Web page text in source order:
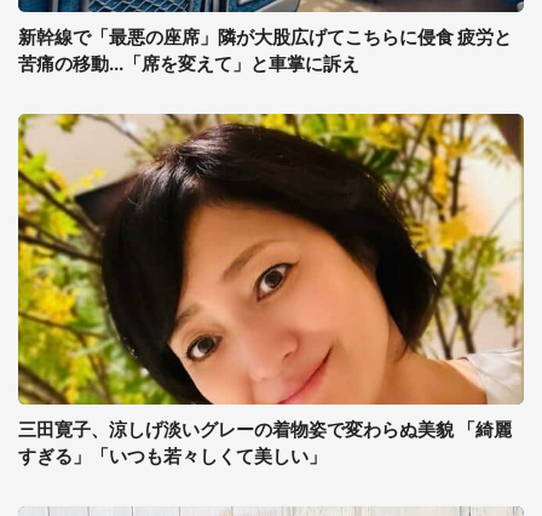
新幹線で「最悪の座席」隣が大股広げてこちらに侵食 疲労と
苦痛の移動...「席を変えて」と車掌に訴え
三田寛子、涼しげ淡いグレーの着物姿で変わらぬ美貌 「綺麗
すぎる」「いつも若々しくて美しい」